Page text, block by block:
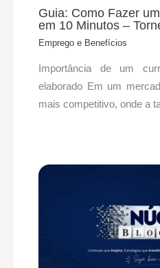
Guia: Como Fazer
em 10 Minutos –
Emprego e Benefícios
​Importância de um
elaborado Em um
mais competitivo, onde a